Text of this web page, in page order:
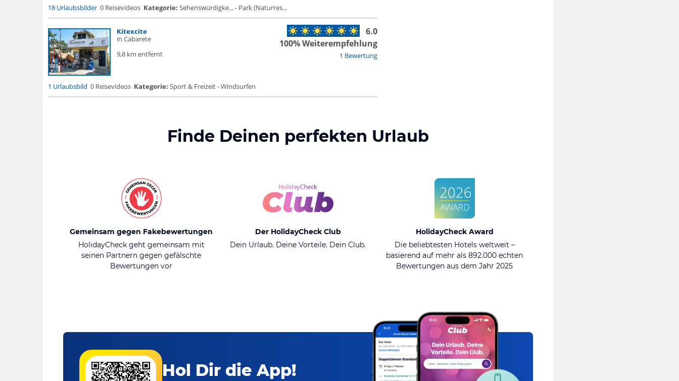
18 Urlaubsbilder 0 Reisevideos Kategorie: Sehenswürdigke... - Park (Naturres...
Kitexcite
in Cabarete
9,8 km entfernt
1 Bewertung
6.0
100% Weiterempfehlung
1 Urlaubsbild 0 Reisevideos Kategorie: Sport & Freizeit - Windsurfen
Finde Deinen perfekten Urlaub
Gemeinsam gegen Fakebewertungen
HolidayCheck geht gemeinsam mit
seinen Partnern gegen gefälschte
Bewertungen vor
Der HolidayCheck Club
Dein Urlaub. Deine Vorteile. Dein Club.
HolidayCheck Award
Die beliebtesten Hotels weltweit –
basierend auf mehr als 892.000 echten
Bewertungen aus dem Jahr 2025
Hol Dir die App!